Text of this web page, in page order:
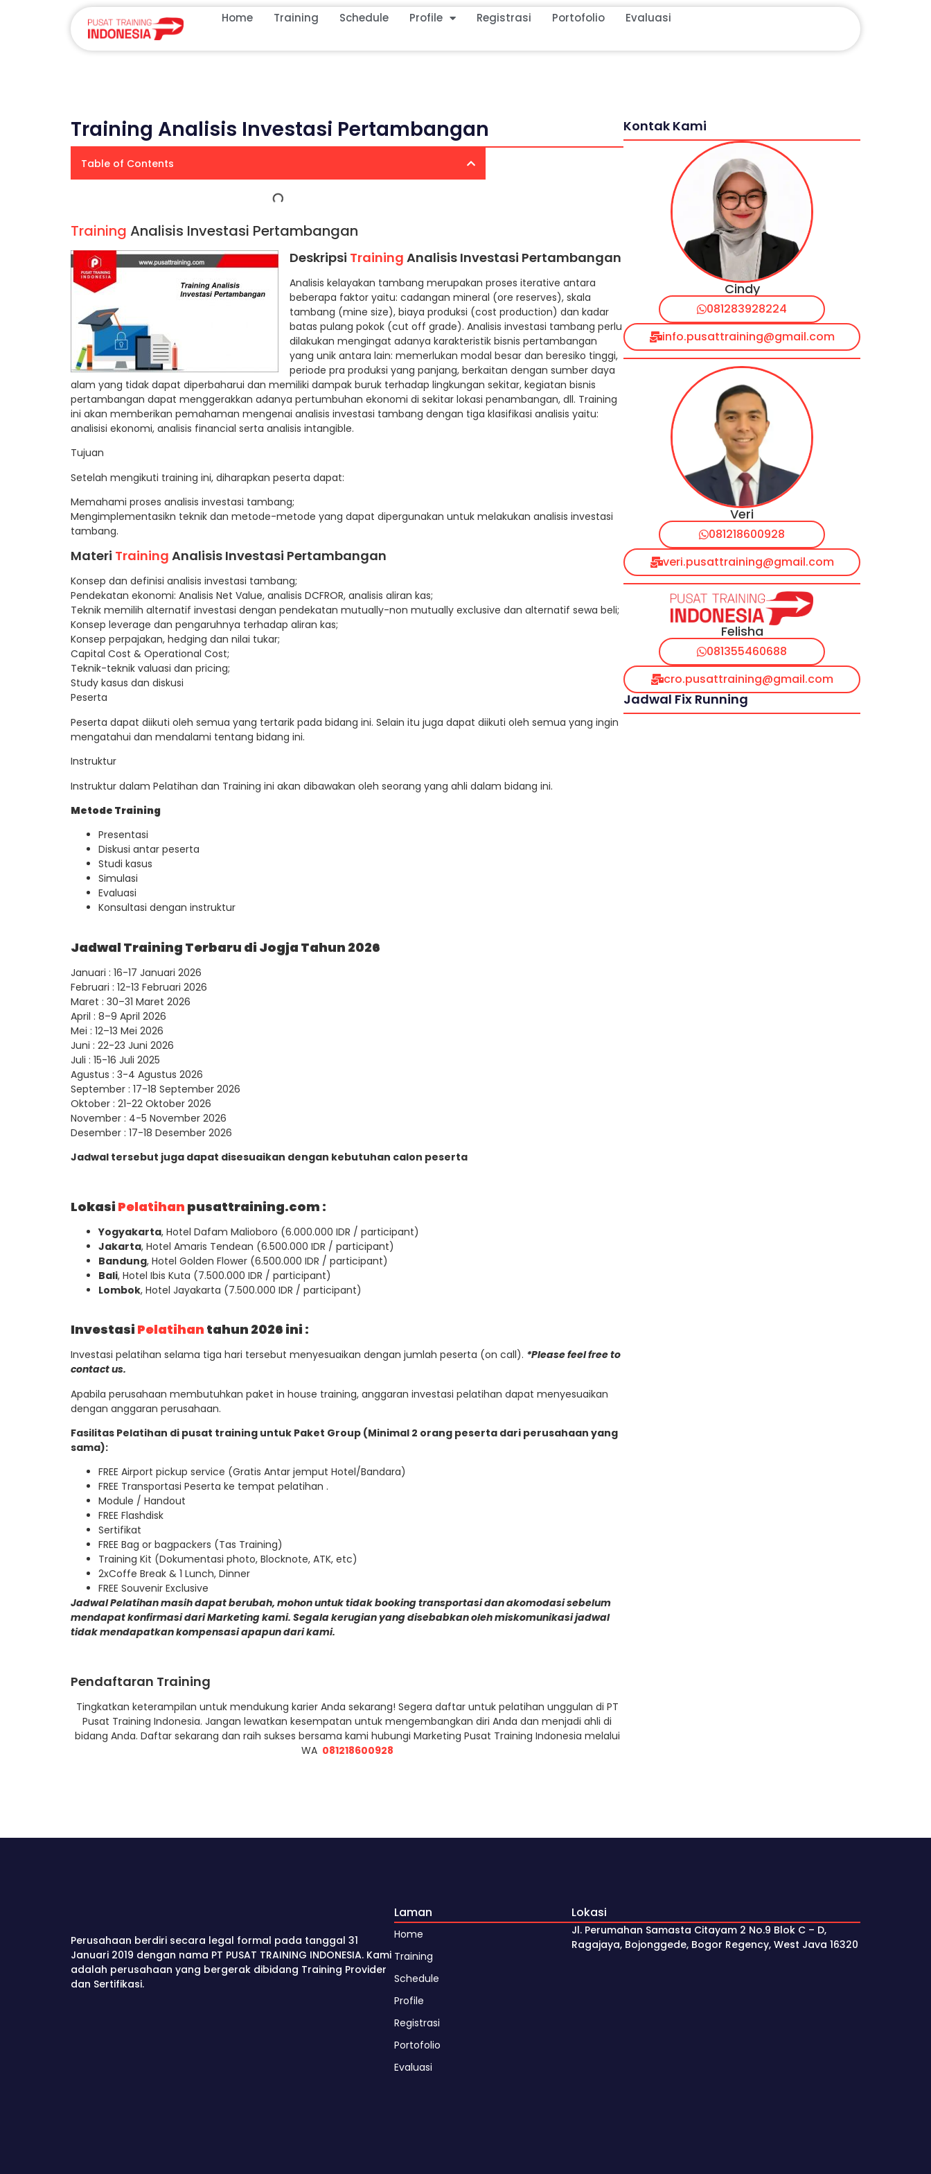
Home Training Schedule Profile Registrasi Portofolio Evaluasi
Training Analisis Investasi Pertambangan
Table of Contents
Training Analisis Investasi Pertambangan
Deskripsi Training Analisis Investasi Pertambangan
Analisis kelayakan tambang merupakan proses iterative antara
beberapa faktor yaitu: cadangan mineral (ore reserves), skala
tambang (mine size), biaya produksi (cost production) dan kadar
batas pulang pokok (cut off grade). Analisis investasi tambang perlu
dilakukan mengingat adanya karakteristik bisnis pertambangan
yang unik antara lain: memerlukan modal besar dan beresiko tinggi,
periode pra produksi yang panjang, berkaitan dengan sumber daya
alam yang tidak dapat diperbaharui dan memiliki dampak buruk terhadap lingkungan sekitar, kegiatan bisnis
pertambangan dapat menggerakkan adanya pertumbuhan ekonomi di sekitar lokasi penambangan, dll. Training
ini akan memberikan pemahaman mengenai analisis investasi tambang dengan tiga klasifikasi analisis yaitu:
analisisi ekonomi, analisis financial serta analisis intangible.
Tujuan
Setelah mengikuti training ini, diharapkan peserta dapat:
Memahami proses analisis investasi tambang;
Mengimplementasikn teknik dan metode-metode yang dapat dipergunakan untuk melakukan analisis investasi
tambang.
Materi Training Analisis Investasi Pertambangan
Konsep dan definisi analisis investasi tambang;
Pendekatan ekonomi: Analisis Net Value, analisis DCFROR, analisis aliran kas;
Teknik memilih alternatif investasi dengan pendekatan mutually-non mutually exclusive dan alternatif sewa beli;
Konsep leverage dan pengaruhnya terhadap aliran kas;
Konsep perpajakan, hedging dan nilai tukar;
Capital Cost & Operational Cost;
Teknik-teknik valuasi dan pricing;
Study kasus dan diskusi
Peserta
Peserta dapat diikuti oleh semua yang tertarik pada bidang ini. Selain itu juga dapat diikuti oleh semua yang ingin
mengatahui dan mendalami tentang bidang ini.
Instruktur
Instruktur dalam Pelatihan dan Training ini akan dibawakan oleh seorang yang ahli dalam bidang ini.
Metode Training
Presentasi
Diskusi antar peserta
Studi kasus
Simulasi
Evaluasi
Konsultasi dengan instruktur
Jadwal Training Terbaru di Jogja Tahun 2026
Januari : 16-17 Januari 2026
Februari : 12-13 Februari 2026
Maret : 30–31 Maret 2026
April : 8–9 April 2026
Mei : 12–13 Mei 2026
Juni : 22-23 Juni 2026
Juli : 15-16 Juli 2025
Agustus : 3-4 Agustus 2026
September : 17-18 September 2026
Oktober : 21-22 Oktober 2026
November : 4-5 November 2026
Desember : 17-18 Desember 2026
Jadwal tersebut juga dapat disesuaikan dengan kebutuhan calon peserta
Lokasi Pelatihan pusattraining.com :
Yogyakarta, Hotel Dafam Malioboro (6.000.000 IDR / participant)
Jakarta, Hotel Amaris Tendean (6.500.000 IDR / participant)
Bandung, Hotel Golden Flower (6.500.000 IDR / participant)
Bali, Hotel Ibis Kuta (7.500.000 IDR / participant)
Lombok, Hotel Jayakarta (7.500.000 IDR / participant)
Investasi Pelatihan tahun 2026 ini :
Investasi pelatihan selama tiga hari tersebut menyesuaikan dengan jumlah peserta (on call). *Please feel free to
contact us.
Apabila perusahaan membutuhkan paket in house training, anggaran investasi pelatihan dapat menyesuaikan
dengan anggaran perusahaan.
Fasilitas Pelatihan di pusat training untuk Paket Group (Minimal 2 orang peserta dari perusahaan yang
sama):
FREE Airport pickup service (Gratis Antar jemput Hotel/Bandara)
FREE Transportasi Peserta ke tempat pelatihan .
Module / Handout
FREE Flashdisk
Sertifikat
FREE Bag or bagpackers (Tas Training)
Training Kit (Dokumentasi photo, Blocknote, ATK, etc)
2xCoffe Break & 1 Lunch, Dinner
FREE Souvenir Exclusive
Jadwal Pelatihan masih dapat berubah, mohon untuk tidak booking transportasi dan akomodasi sebelum
mendapat konfirmasi dari Marketing kami. Segala kerugian yang disebabkan oleh miskomunikasi jadwal
tidak mendapatkan kompensasi apapun dari kami.
Pendaftaran Training
Tingkatkan keterampilan untuk mendukung karier Anda sekarang! Segera daftar untuk pelatihan unggulan di PT
Pusat Training Indonesia. Jangan lewatkan kesempatan untuk mengembangkan diri Anda dan menjadi ahli di
bidang Anda. Daftar sekarang dan raih sukses bersama kami hubungi Marketing Pusat Training Indonesia melalui
WA 081218600928
Kontak Kami
Cindy
081283928224
info.pusattraining@gmail.com
Veri
081218600928
veri.pusattraining@gmail.com
Felisha
081355460688
cro.pusattraining@gmail.com
Jadwal Fix Running
Perusahaan berdiri secara legal formal pada tanggal 31
Januari 2019 dengan nama PT PUSAT TRAINING INDONESIA. Kami
adalah perusahaan yang bergerak dibidang Training Provider
dan Sertifikasi.
Laman
Home
Training
Schedule
Profile
Registrasi
Portofolio
Evaluasi
Lokasi
Jl. Perumahan Samasta Citayam 2 No.9 Blok C – D,
Ragajaya, Bojonggede, Bogor Regency, West Java 16320